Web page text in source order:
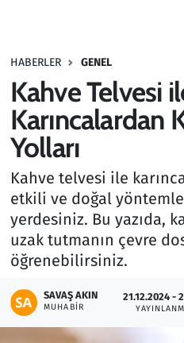
HABERLER GENEL
Kahve Telvesi
Karıncalardan
Yolları
Kahve telvesi ile
etkili ve doğal
yerdesiniz. Bu yazıda,
uzak tutmanın çevre
öğrenebilirsiniz.
SAVAŞ AKIN
MUHABIR
21.12.2024 -
Haber
Kültür Sanat
Kurumsal Haberler
Lezzet Durağı
Memur ve Kamu
Otomobil
Oyun